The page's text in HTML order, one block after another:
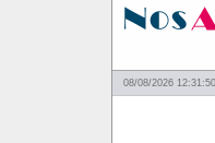
08/08/2026 12:31:50